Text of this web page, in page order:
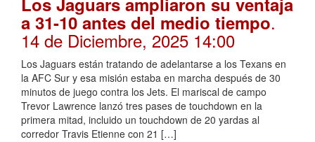
a 31-10 antes del medio tiempo.
14 de Diciembre, 2025 14:00
Los Jaguars están tratando de adelantarse a los Texans en
la AFC Sur y esa misión estaba en marcha después de 30
minutos de juego contra los Jets. El mariscal de campo
Trevor Lawrence lanzó tres pases de touchdown en la
primera mitad, incluido un touchdown de 20 yardas al
corredor Travis Etienne con 21 […]